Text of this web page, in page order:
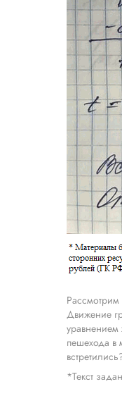
Движение
уравнением
пешехода в
*Текст